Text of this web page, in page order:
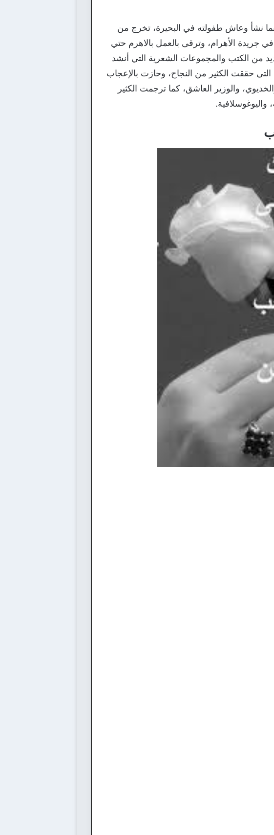
والكاتب الكبير فاروق جويدة في محافظة كفر الشيخ عام 1946، بينما نشأ وعاش طفولته في البحيرة، تخرج من
كمحرر إقتصادي في جريدة الأهرام، وترقى بالعمل بالاهرم حتي
من الكتب والمجموعات الشعرية التي أنشد
حققت الكثير من النجاح، وحازت بالإعجاب
والوزير العاشق، كما ترجمت الكثير
واليوغوسلافية.